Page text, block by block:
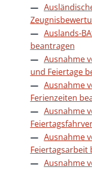
Auslands-
beantragen
Ausnahme
und Feiertage
Ausnahme
Ferienzeiten
Ausnahme
Ausnahme
Feiertagsarbeit
Ausnahme